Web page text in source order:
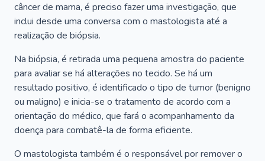
câncer de mama, é preciso fazer uma investigação, que
inclui desde uma conversa com o mastologista até a
realização de biópsia.
Na biópsia, é retirada uma pequena amostra do paciente
para avaliar se há alterações no tecido. Se há um
resultado positivo, é identificado o tipo de tumor (benigno
ou maligno) e inicia-se o tratamento de acordo com a
orientação do médico, que fará o acompanhamento da
doença para combatê-la de forma eficiente.
O mastologista também é o responsável por remover o